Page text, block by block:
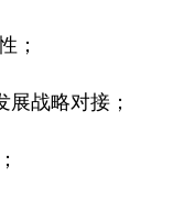
；
战略对接；